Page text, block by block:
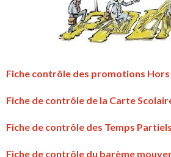
Fiche contrôle des promotions Hors
Fiche de contrôle de la Carte
Fiche de contrôle des Temps Partiels
Fiche de contrôle du barème